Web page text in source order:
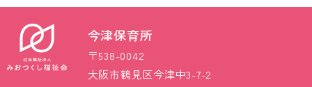
今津保育所
〒538-0042
大阪市鶴見区今津中3-7-2